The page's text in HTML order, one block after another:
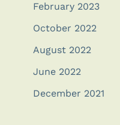
February 2023
October 2022
August 2022
June 2022
December 2021